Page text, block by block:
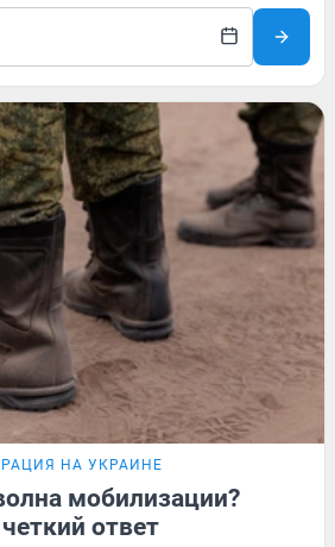
НА УКРАИНЕ
мобилизации?
ответ